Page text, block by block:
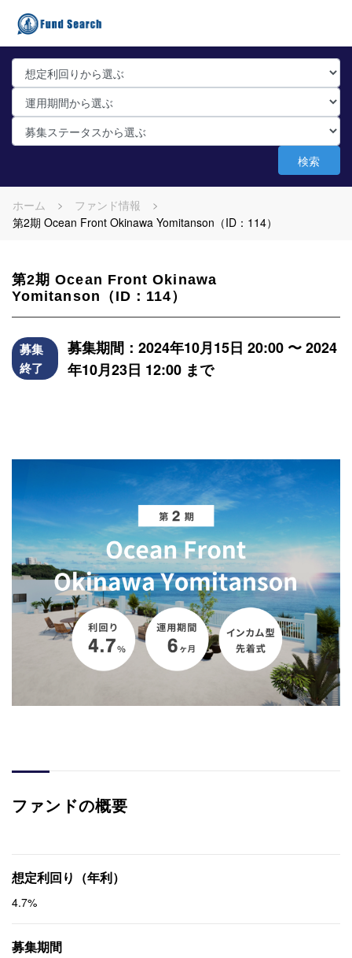
検索
ホーム
ファンド情報
第2期 Ocean Front Okinawa Yomitanson（ID：114）
第2期 Ocean Front Okinawa
Yomitanson（ID：114）
募集
終了
募集期間：2024年10月15日 20:00 〜 2024
年10月23日 12:00 まで
ファンドの概要
想定利回り（年利）
4.7%
募集期間